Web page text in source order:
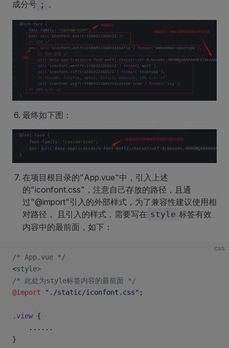
成分号 ; 。
最终如下图：
在项目根目录的"App.vue"中，引入上述
的"iconfont.css"，注意自己存放的路径，且通
过"@import"引入的外部样式，为了兼容性建议使用相
对路径， 且引入的样式，需要写在 style 标签有效
内容中的最前面，如下：
css
/* App.vue */
<style>
/* 此处为style标签内容的最前面 */
@import "./static/iconfont.css" ;
.view {
	......
}